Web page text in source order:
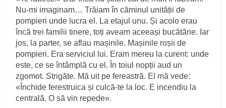
Nu‑mi imaginam… Trăiam în căminul unității de
pompieri unde lucra el. La etajul unu. Și acolo erau
încă trei familii tinere, toți aveam aceeași bucătărie. Iar
jos, la parter, se aflau mașinile. Mașinile roșii de
pompieri. Era serviciul lui. Eram mereu la curent: unde
este, ce se întâmplă cu el. În toiul nopții aud un
zgomot. Strigăte. Mă uit pe fereastră. El mă vede:
«Închide ferestruica și culcă‑te la loc. E incendiu la
centrală. O să vin repede».